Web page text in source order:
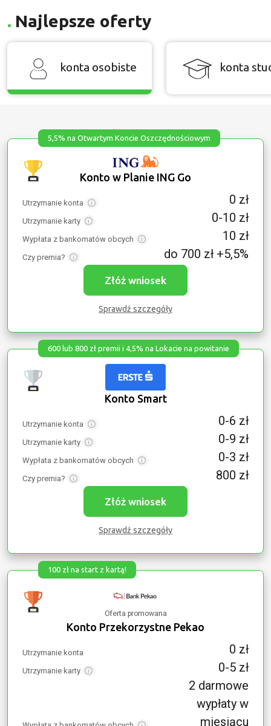
Najlepsze oferty
konta osobiste konta
5,5% na Otwartym Koncie Oszczędnościowym
Konto w Planie ING Go
Utrzymanie konta 0 zł
Utrzymanie karty 0-10 zł
Wypłata z bankomatów obcych 10 zł
Czy premia? do 700 zł +5,5%
Złóż wniosek
Sprawdź szczegóły
600 lub 800 zł premii i 4,5% na Lokacie na powitanie
Konto Smart
Utrzymanie konta 0-6 zł
Utrzymanie karty 0-9 zł
Wypłata z bankomatów obcych 0-3 zł
Czy premia? 800 zł
Złóż wniosek
Sprawdź szczegóły
100 zł na start z kartą!
Oferta promowana
Konto Przekorzystne Pekao
Utrzymanie konta 0 zł
Utrzymanie karty 0-5 zł
2 darmowe
wypłaty w
miesiącu